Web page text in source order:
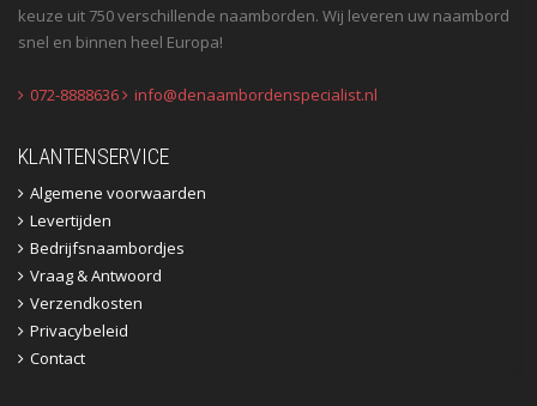
keuze uit 750 verschillende naamborden. Wij leveren uw naambord
snel en binnen heel Europa!
072-8888636 info@denaambordenspecialist.nl
KLANTENSERVICE
Algemene voorwaarden
Levertijden
Bedrijfsnaambordjes
Vraag & Antwoord
Verzendkosten
Privacybeleid
Contact